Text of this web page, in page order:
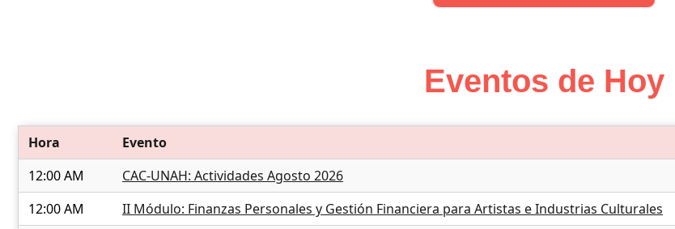
Eventos de Hoy
Hora Evento
12:00 AM
CAC-UNAH: Actividades Agosto 2026
12:00 AM
II Módulo: Finanzas Personales y Gestión Financiera para Artistas e Industrias Culturales